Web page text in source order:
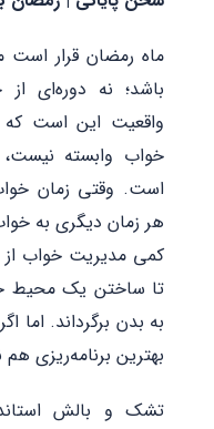
ماه رمضان قرار است
باشد؛ نه دوره‌ای
واقعیت این است
خواب وابسته
است. وقتی زمان
هر زمان دیگری به
کمی مدیریت خواب از
تا ساختن یک محیط
به بدن برگرداند. اما
بهترین برنامه‌ریزی
تشک و بالش